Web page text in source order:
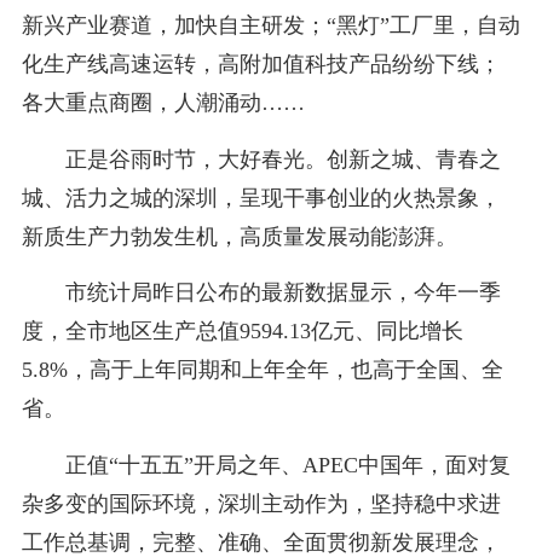
新兴产业赛道，加快自主研发；“黑灯”工厂里，自动
化生产线高速运转，高附加值科技产品纷纷下线；
各大重点商圈，人潮涌动……
正是谷雨时节，大好春光。创新之城、青春之
城、活力之城的深圳，呈现干事创业的火热景象，
新质生产力勃发生机，高质量发展动能澎湃。
市统计局昨日公布的最新数据显示，今年一季
度，全市地区生产总值9594.13亿元、同比增长
5.8%，高于上年同期和上年全年，也高于全国、全
省。
正值“十五五”开局之年、APEC中国年，面对复
杂多变的国际环境，深圳主动作为，坚持稳中求进
工作总基调，完整、准确、全面贯彻新发展理念，